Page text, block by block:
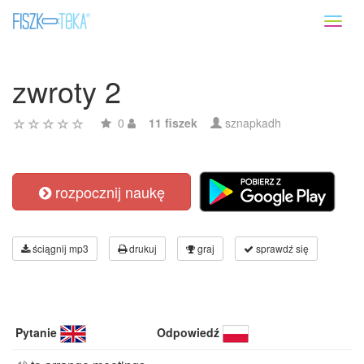
zwroty 2
0 11 fiszek sznapkadh
rozpocznij naukę
ściągnij mp3 drukuj graj sprawdź się
Pytanie Odpowiedź